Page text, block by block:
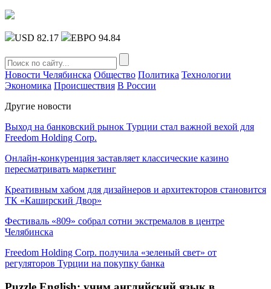
USD 82.17 ЕВРО 94.84
Новости Челябинска Общество Политика Технологии
Экономика Происшествия В России
Другие новости
Выход на банковский рынок Турции стал важной вехой для
Freedom Holding Corp.
Онлайн-конкуренция заставляет классические казино
пересматривать маркетинг
Креативным хабом для дизайнеров и архитекторов становится
ТК «Каширский Двор»
Фестиваль «809» собрал сотни экстремалов в центре
Челябинска
Freedom Holding Corp. получила «зеленый свет» от
регуляторов Турции на покупку банка